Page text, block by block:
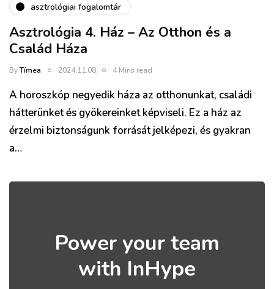
asztrológiai fogalomtár
Asztrológia 4. Ház – Az Otthon és a
Család Háza
ByTímea 2024.11.08. 4 Mins read
A horoszkóp negyedik háza az otthonunkat, családi
hátterünket és gyökereinket képviseli. Ez a ház az
érzelmi biztonságunk forrását jelképezi, és gyakran
a…
Power your team
with InHype